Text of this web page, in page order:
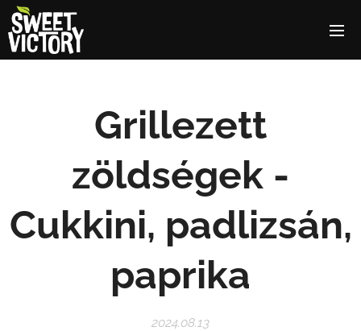
Grillezett
zöldségek -
Cukkini, padlizsán,
paprika
2024.08.13